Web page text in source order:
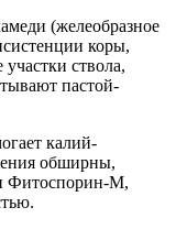
(желеобразное
коры,
ствола,
пастой-
калий-
обширны,
Фитоспорин-М,